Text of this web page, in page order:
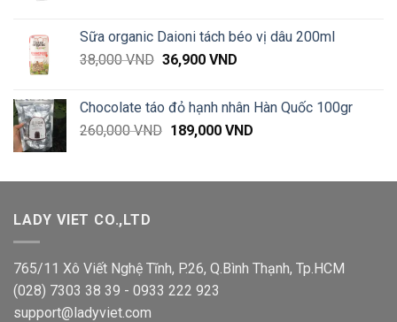
57,000 VND
Sữa organic Daioni tách béo vị dâu 200ml
38,000VND Giá
38,000 VND.
36,900 VNDGiá
là:
36,900 VND.
Chocolate táo đỏ hạnh nhân Hàn Quốc 100gr
260,000VND Giá
260,000 VND.
189,000 VNDGiá
là:
LADY VIET CO.,LTD
765/11 Xô Viết Nghệ Tĩnh, P.26, Q.Bình Thạnh, Tp.HCM
(028) 7303 38 39 - 0933 222 923
support@ladyviet.com